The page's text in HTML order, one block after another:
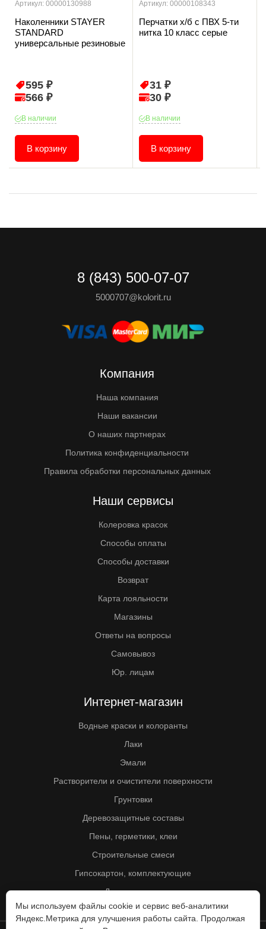
Артикул: 00000130988
Наколенники STAYER
STANDARD
универсальные резиновые
595 ₽
566 ₽
В наличии
В корзину
Артикул: 00000108343
Перчатки х/б с ПВХ 5-ти
нитка 10 класс серые
31 ₽
30 ₽
В наличии
В корзину
8 (843) 500-07-07
5000707@kolorit.ru
Компания
Наша компания
Наши вакансии
О наших партнерах
Политика конфиденциальности
Правила обработки персональных данных
Наши сервисы
Колеровка красок
Способы оплаты
Способы доставки
Возврат
Карта лояльности
Магазины
Ответы на вопросы
Самовывоз
Юр. лицам
Интернет-магазин
Водные краски и колоранты
Лаки
Эмали
Растворители и очистители поверхности
Грунтовки
Деревозащитные составы
Пены, герметики, клеи
Строительные смеси
Гипсокартон, комплектующие
Другие товары
Мы используем файлы cookie и сервис веб-аналитики
Яндекс.Метрика для улучшения работы сайта. Продолжая